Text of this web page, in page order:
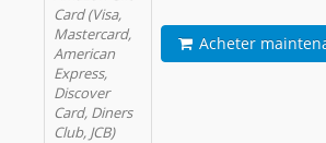
Card (Visa,
Mastercard,
American
Express,
Discover
Card, Diners
Club, JCB)
Acheter